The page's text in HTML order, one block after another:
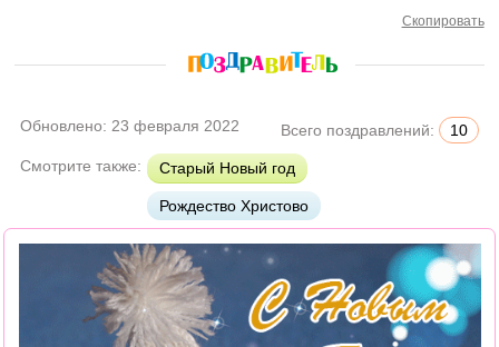
Скопировать
Обновлено: 23 февраля 2022 Всего поздравлений:
10
Смотрите также:
Старый Новый год
Рождество Христово